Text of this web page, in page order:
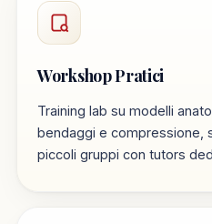
Workshop Pratici
Training lab su modelli
bendaggi e compressione,
piccoli gruppi con tutors